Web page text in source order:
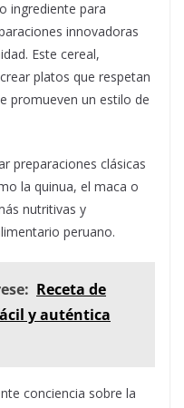
ingrediente para
innovadoras
Este cereal,
platos que respetan
promueven un estilo de
preparaciones clásicas
la quinua, el maca o
nutritivas y
peruano.
Receta de
y auténtica
conciencia sobre la